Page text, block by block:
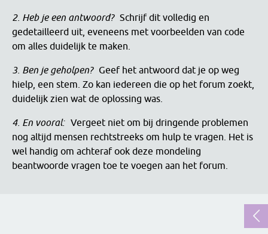
2. Heb je een antwoord? Schrijf dit volledig en
gedetailleerd uit, eveneens met voorbeelden van code
om alles duidelijk te maken.
3. Ben je geholpen?
Geef het antwoord dat je op weg
hielp, een stem. Zo kan iedereen die op het forum zoekt,
duidelijk zien wat de oplossing was.
4. En vooral: Vergeet niet om bij dringende problemen
nog altijd mensen rechtstreeks om hulp te vragen. Het is
wel handig om achteraf ook deze mondeling
beantwoorde vragen toe te voegen aan het forum.